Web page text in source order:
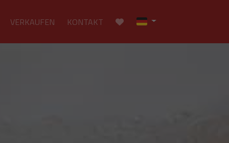
VERKAUFEN KONTAKT